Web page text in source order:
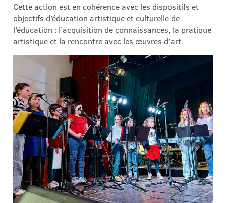
Cette action est en cohérence avec les dispositifs et
objectifs d’éducation artistique et culturelle de
l’éducation : l’acquisition de connaissances, la pratique
artistique et la rencontre avec les œuvres d’art.